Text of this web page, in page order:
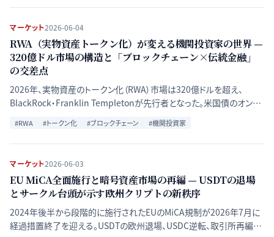
意を検証する。
マーケット2026-06-04
RWA（実物資産トークン化）が変える機関投資家の世界 —
320億ドル市場の構造と「ブロックチェーン×伝統金融」
の交差点
2026年、実物資産のトークン化（RWA）市場は320億ドルを超え、
BlackRock・Franklin Templetonが先行者となった。米国債のオンチ
ェーン運用から不動産・プライベートクレジットまで拡大する「第二波」
の構造と、規制・流動性・運用コストの変革を解説する。
#RWA #トークン化 #ブロックチェーン #機関投資家
マーケット2026-06-03
EU MiCA全面施行と暗号資産市場の再編 — USDTの退場
とサークル台頭が示す欧州クリプトの新秩序
2024年後半から段階的に施行されたEUのMiCA規制が2026年7月に
経過措置終了を迎える。USDTの欧州退場、USDC逆転、取引所再編が